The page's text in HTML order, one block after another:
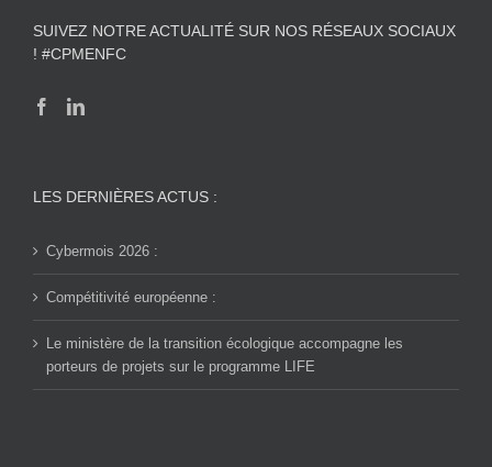
SUIVEZ NOTRE ACTUALITÉ SUR NOS RÉSEAUX SOCIAUX
! #CPMENFC
LES DERNIÈRES ACTUS :
Cybermois 2026 :
Compétitivité européenne :
Le ministère de la transition écologique accompagne les
porteurs de projets sur le programme LIFE